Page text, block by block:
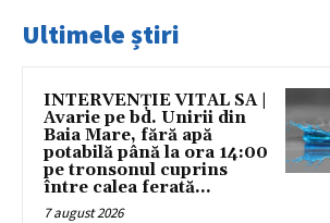
Ultimele știri
INTERVENȚIE VITAL SA |
Avarie pe bd. Unirii din
Baia Mare, fără apă
potabilă până la ora 14:00
pe tronsonul cuprins
între calea ferată...
7 august 2026